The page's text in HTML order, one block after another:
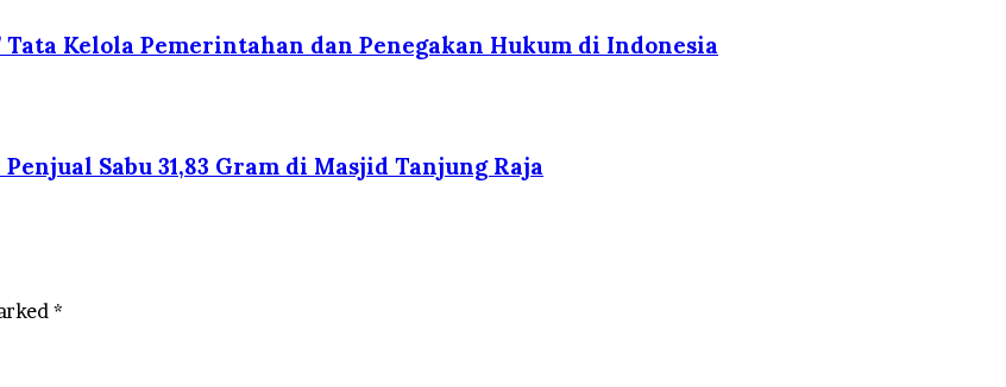
Kelola Pemerintahan dan Penegakan Hukum di Indonesia
Sabu 31,83 Gram di Masjid Tanjung Raja
*